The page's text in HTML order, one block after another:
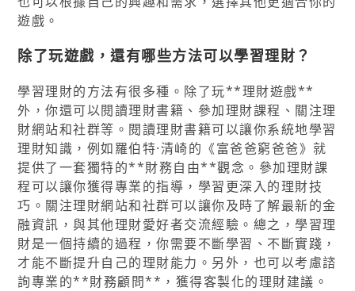
遊戲。
除了玩遊戲，還有哪些方法可以學習理財？
學習理財的方法有很多種。除了玩**理財遊戲**
外，你還可以閱讀理財書籍、參加理財課程、關注理
財網站和社群等。閱讀理財書籍可以讓你系統地學習
理財知識，例如羅伯特·清崎的《富爸爸窮爸爸》就
提供了一套獨特的**財務自由**觀念。參加理財課
程可以讓你獲得專業的指導，學習更深入的理財技
巧。關注理財網站和社群可以讓你及時了解最新的金
融資訊，與其他理財愛好者交流經驗。總之，學習理
財是一個持續的過程，你需要不斷學習、不斷實踐，
才能不斷提升自己的理財能力。另外，也可以考慮諮
詢專業的**財務顧問**，獲得客製化的理財建議。